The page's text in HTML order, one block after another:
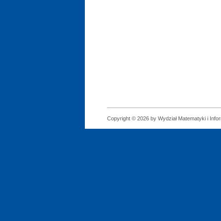
Copyright © 2026 by Wydział Matematyki i